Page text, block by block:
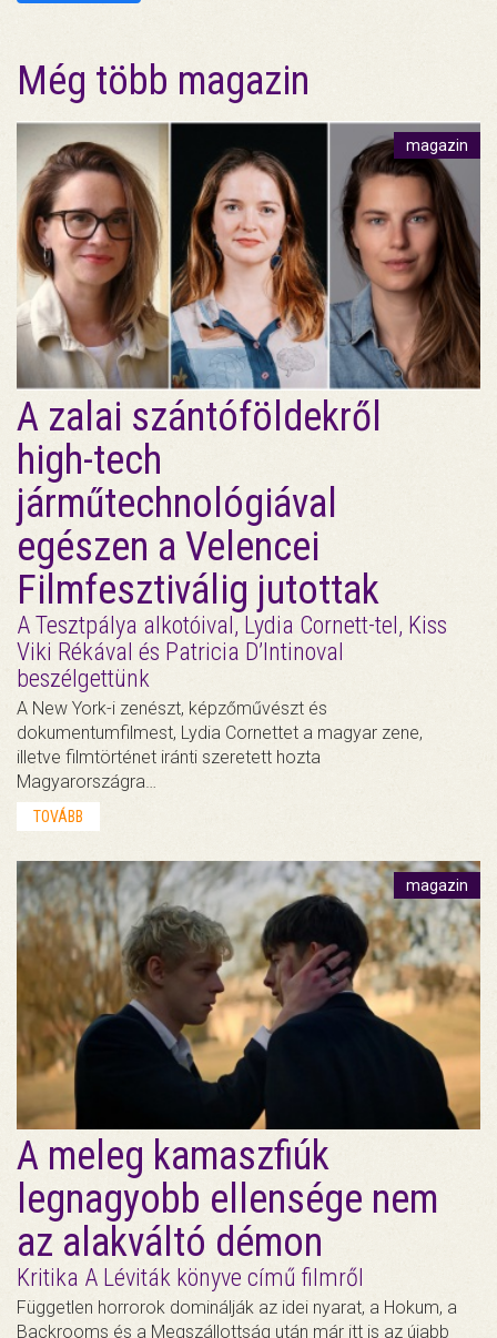
Még több magazin
magazin
A zalai szántóföldekről
high-tech
járműtechnológiával
egészen a Velencei
Filmfesztiválig jutottak
A Tesztpálya alkotóival, Lydia Cornett-tel, Kiss
Viki Rékával és Patricia D’Intinoval
beszélgettünk
A New York-i zenészt, képzőművészt és
dokumentumfilmest, Lydia Cornettet a magyar zene,
illetve filmtörténet iránti szeretett hozta
Magyarországra…
TOVÁBB
magazin
A meleg kamaszfiúk
legnagyobb ellensége nem
az alakváltó démon
Kritika A Léviták könyve című filmről
Független horrorok dominálják az idei nyarat, a Hokum, a
Backrooms és a Megszállottság után már itt is az újabb